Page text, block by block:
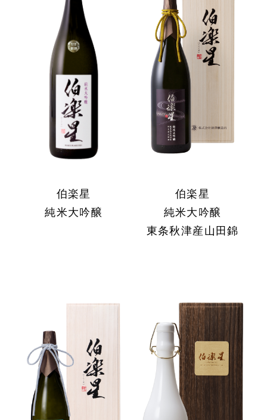
伯楽星
純米大吟醸
伯楽星
純米大吟醸
東条秋津産山田錦